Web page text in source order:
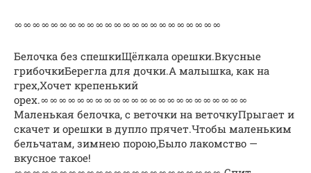
∞∞∞∞∞∞∞∞∞∞∞∞∞∞∞∞∞∞∞∞∞∞∞
Белочка без спешкиЩёлкала орешки.Вкусные
грибочкиБерегла для дочки.А малышка, как на
грех,Хочет крепенький
орех.∞∞∞∞∞∞∞∞∞∞∞∞∞∞∞∞∞∞∞∞∞∞∞
Маленькая белочка, с веточки на веточкуПрыгает и
скачет и орешки в дупло прячет.Чтобы маленьким
бельчатам, зимнею порою,Было лакомство —
вкусное такое!